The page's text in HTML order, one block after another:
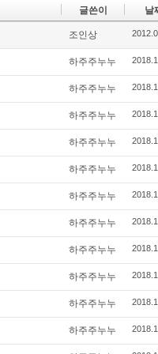
글쓴이 날
조인상
하주주누누
하주주누누
하주주누누
하주주누누
하주주누누
하주주누누
하주주누누
하주주누누
하주주누누
하주주누누
하주주누누